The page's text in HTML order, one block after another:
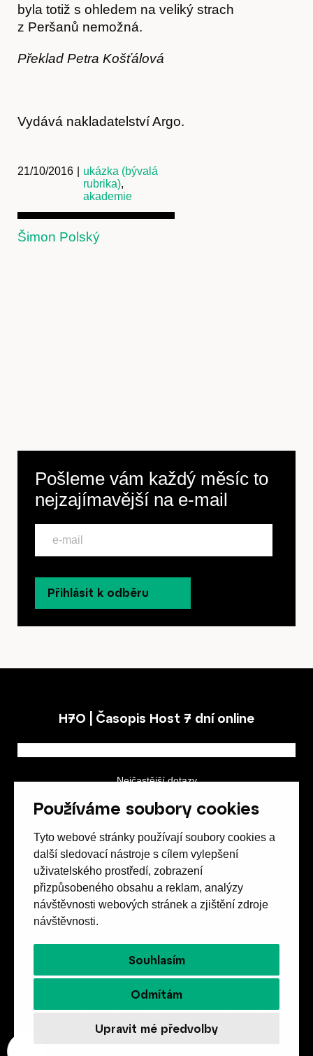
Používáme soubory cookies
Tyto webové stránky používají soubory cookies a
další sledovací nástroje s cílem vylepšení
uživatelského prostředí, zobrazení
přizpůsobeného obsahu a reklam, analýzy
návštěvnosti webových stránek a zjištění zdroje
návštěvnosti.
Souhlasím
Odmítám
Upravit mé předvolby
byla totiž s ohledem na veliký strach
z Peršanů nemožná.
Překlad Petra Košťálová
Vydává nakladatelství Argo.
21/10/2016
ukázka (bývalá
rubrika),
akademie
Šimon Polský
Pošleme vám každý měsíc to
nejzajímavější na e-mail
Přihlásit k odběru
H7O | Časopis Host 7 dní online
Nejčastější dotazy
Obchodní podmínky
Spolek přátel vydávání
657 42 Brno-střed
objednavky@casopishost.cz
+420 775 995 695
Revue Host vychází s laskavou finanční podporou
Ministerstva kultury ČR a statutárního města Brna.